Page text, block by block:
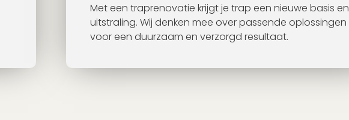
Met een traprenovatie krijgt je trap een nieuwe basis en
uitstraling. Wij denken mee over passende oplossingen
voor een duurzaam en verzorgd resultaat.